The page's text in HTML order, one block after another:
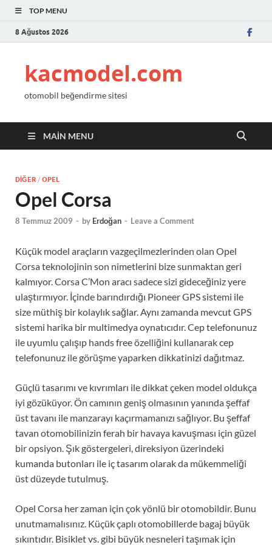
TOP MENU
8 Ağustos 2026
kacmodel.com
otomobil beğendirme sitesi
MAIN MENU
DIĞER / OPEL
Opel Corsa
8 Temmuz 2009 - by Erdoğan - Leave a Comment
Küçük model araçların vazgeçilmezlerinden olan Opel
Corsa teknolojinin son nimetlerini bize sunmaktan geri
kalmıyor. Corsa C’Mon aracı sadece sizi gideceğiniz yere
ulaştırmıyor. İçinde barındırdığı Pioneer GPS sistemi ile
size müthiş bir kolaylık sağlar. Aynı zamanda mevcut GPS
sistemi harika bir multimedya oynatıcıdır. Cep telefonunuz
ile uyumlu çalışıp hands free özelliğini kullanarak cep
telefonunuz ile görüşme yaparken dikkatinizi dağıtmaz.
Güçlü tasarımı ve kıvrımları ile dikkat çeken model oldukça
iyi gözüküyor. Ön camının geniş olmasının yanında şeffaf
üst tavanı ile manzarayı kaçırmamanızı sağlıyor. Bu şeffaf
tavan otomobilinizin ferah bir havaya kavuşması için güzel
bir opsiyon. Şık göstergeleri, direksiyon üzerindeki
kumanda butonları ile iç tasarım olarak da mükemmeliği
üst düzeyde tutulmuş.
Opel Corsa her zaman için çok yönlü bir otomobildir. Bunu
unutmamalısınız. Küçük çaplı otomobillerde bagaj büyük
sıkıntıdır. Bisiklet vs. gibi büyük nesneleri taşımak için